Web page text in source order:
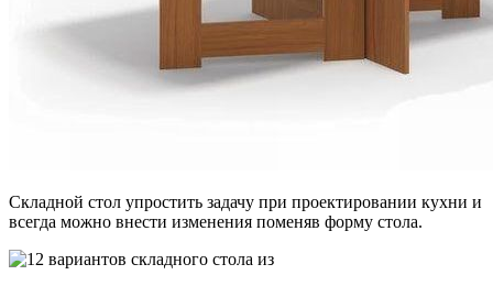
Складной стол упростить задачу при проектировании кухни и
всегда можно внести изменения поменяв форму стола.